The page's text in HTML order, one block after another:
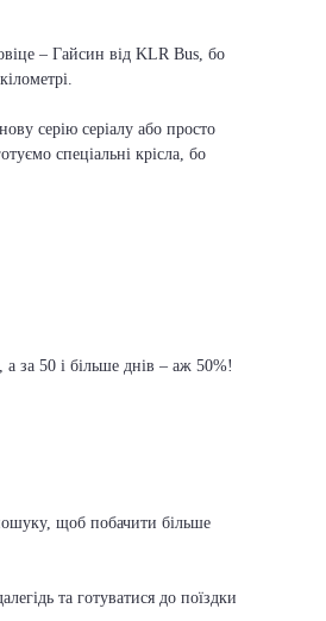
– Гайсин від KLR Bus, бо
серію серіалу або просто
спеціальні крісла, бо
за 50 і більше днів – аж 50%!
щоб побачити більше
та готуватися до поїздки